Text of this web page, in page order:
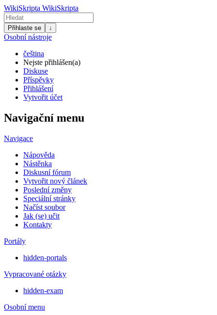
WikiSkripta WikiSkripta
Přihlaste se ↓
Osobní nástroje
čeština
Nejste přihlášen(a)
Diskuse
Příspěvky
Přihlášení
Vytvořit účet
Navigační menu
Navigace
Nápověda
Nástěnka
Diskusní fórum
Vytvořit nový článek
Poslední změny
Speciální stránky
Načíst soubor
Jak (se) učit
Kontakty
Portály
hidden-portals
Vypracované otázky
hidden-exam
Osobní menu